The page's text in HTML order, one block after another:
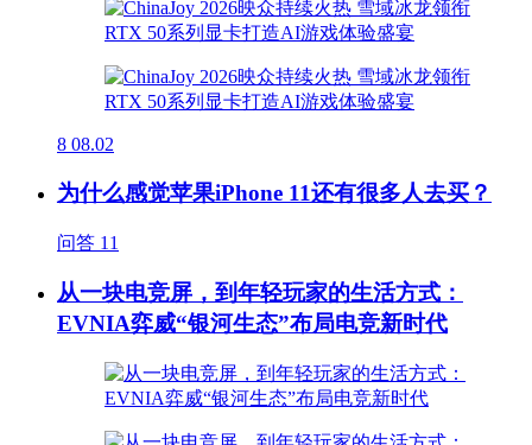
8 08.02
为什么感觉苹果iPhone 11还有很多人去买？
问答 11
从一块电竞屏，到年轻玩家的生活方式：
EVNIA弈威“银河生态”布局电竞新时代